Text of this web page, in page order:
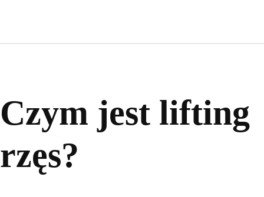
Czym jest lifting
rzęs?